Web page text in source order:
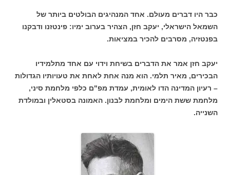
כבר היו דברים מעולם. אחד המנהיגים הבולטים ביותר של
השמאל הישראלי, יעקב חזן, הצהיר בערוב ימיו: פינטזנו ודבקנו
בפנטזיה, מסרבים להכיר במציאות.
יעקב חזן אמר את הדברים בשיחת וידוי עם אחד מתלמידיו
הבכירים, מאיר תלמי. הוא מנה אחת לאחת את טעויותיו הגדולות
– רעיון המדינה הדו לאומית, עמדת מפ"ם כלפי מלחמת סיני,
מלחמת ששת הימים ומלחמת לבנון. האמונה בסטאלין ובמולדת
השנייה.